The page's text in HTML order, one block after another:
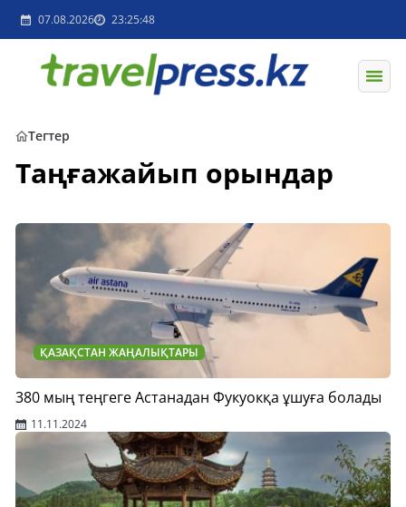
07.08.2026 23:25:48
Тегтер
Таңғажайып орындар
ҚАЗАҚСТАН ЖАҢАЛЫҚТАРЫ
380 мың теңгеге Астанадан Фукуокқа ұшуға болады
11.11.2024